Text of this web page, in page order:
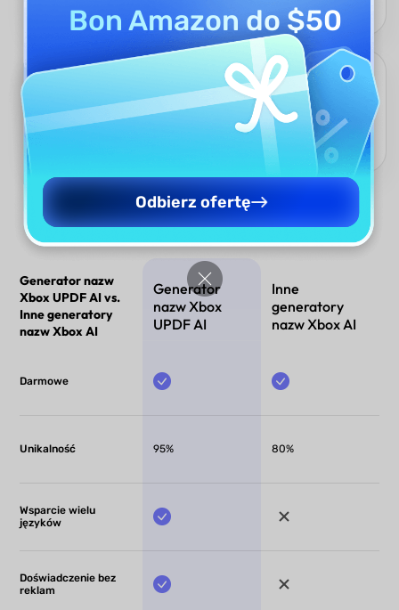
Bez reklam, tylko kreatywność
Ciesz się czystym interfejsem bez reklam i generuj tyle nazw
dla Xbox, ile chcesz. Otrzymaj swobodę twórczą bez
Generator nazw
Xbox UPDF AI vs.
Inne generatory
nazw Xbox AI
Generator
nazw Xbox
UPDF AI
Inne
generatory
nazw Xbox AI
Darmowe
Unikalność 95% 80%
Wsparcie wielu
języków
Doświadczenie bez
reklam
Bon Amazon do $50
Odbierz ofertę